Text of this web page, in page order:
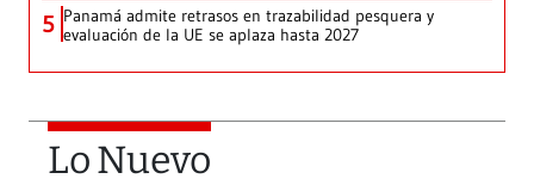
5 Panamá admite retrasos en trazabilidad pesquera y
evaluación de la UE se aplaza hasta 2027
Lo Nuevo